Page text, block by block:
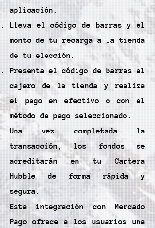
aplicación.
Lleva el código de barras y el
monto de tu recarga a la tienda
de tu elección.
Presenta el código de barras al
cajero de la tienda y realiza
el pago en efectivo o con el
método de pago seleccionado.
Una vez completada la
transacción, los fondos se
acreditarán en tu Cartera
Hubble de forma rápida y
segura.
Esta integración con Mercado
Pago ofrece a los usuarios una